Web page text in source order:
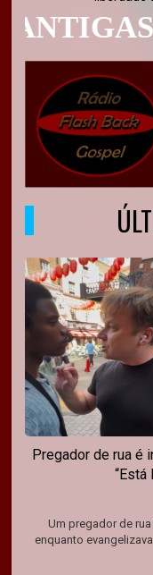
Pregador de rua é
“Está
Um pregador de
enquanto